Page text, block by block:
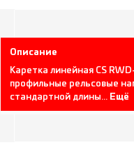
Описание
Каретка линейная CS
профильные рельсовые
стандартной длины… Ещё